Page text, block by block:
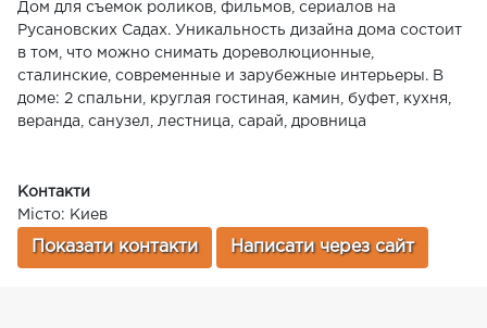
Дом для съемок роликов, фильмов, сериалов на
Русановских Садах. Уникальность дизайна дома состоит
в том, что можно снимать дореволюционные,
сталинские, современные и зарубежные интерьеры. В
доме: 2 спальни, круглая гостиная, камин, буфет, кухня,
веранда, санузел, лестница, сарай, дровница
Контакти
Місто: Киев
Показати контакти Написати через сайт